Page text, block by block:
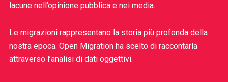
lacune nell’opinione pubblica e nei media.
Le migrazioni rappresentano la storia più profonda della
nostra epoca. Open Migration ha scelto di raccontarla
attraverso l’analisi di dati oggettivi.